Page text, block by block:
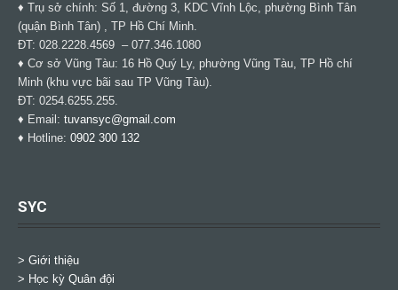
♦ Trụ sở chính: Số 1, đường 3, KDC Vĩnh Lộc, phường Bình Tân
(quận Bình Tân) , TP Hồ Chí Minh.
ĐT: 028.2228.4569 – 077.346.1080
♦ Cơ sở Vũng Tàu: 16 Hồ Quý Ly, phường Vũng Tàu, TP Hồ chí
Minh (khu vực bãi sau TP Vũng Tàu).
ĐT: 0254.6255.255.
♦ Email: tuvansyc@gmail.com
♦ Hotline: 0902 300 132
SYC
> Giới thiệu
> Học kỳ Quân đội